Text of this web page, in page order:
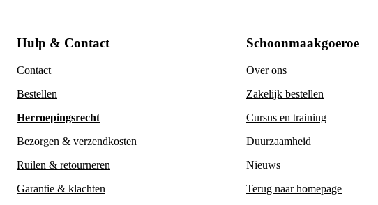
Hulp & Contact
Contact
Bestellen
Herroepingsrecht
Bezorgen & verzendkosten
Ruilen & retourneren
Garantie & klachten
Schoonmaakgoeroe
Over ons
Zakelijk bestellen
Cursus en training
Duurzaamheid
Nieuws
Terug naar homepage